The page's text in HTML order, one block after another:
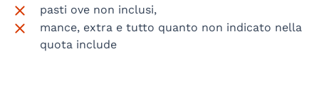
pasti ove non inclusi,
mance, extra e tutto quanto non indicato nella
quota include